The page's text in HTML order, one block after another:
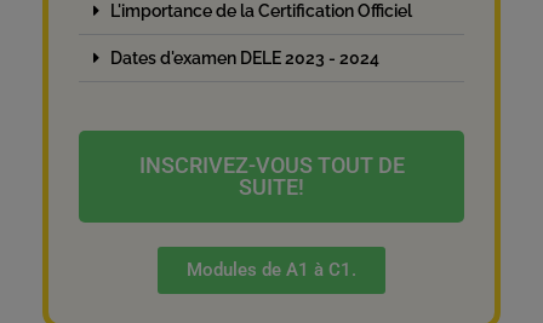
L'importance de la Certification Officiel
Dates d'examen DELE 2023 - 2024
INSCRIVEZ-VOUS TOUT DE
SUITE!
Modules de A1 à C1.